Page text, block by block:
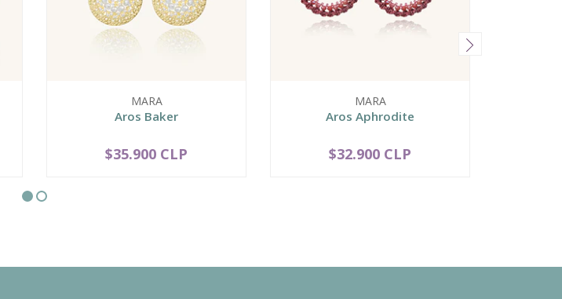
MARA
Aros Baker
VER OPCIONES
$35.900 CLP
MARA
Aros Aphrodite
VER OPCIONES
$32.900 CLP